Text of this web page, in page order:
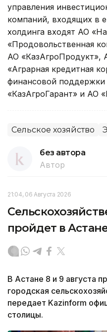
управления
компаний, входящих в
холдинга входят АО
«Продовольственная
АО «КазАгроПродукт»,
«Аграрная кредитная
финансовой поддержки
«КазАгроГарант» и АО
Сельское хозяйство
без автора
Автор
21:04, 06 Августа 2026
пройдет в
В Астане 8 и 9 августа
городская
передает Kazinform
столицы.